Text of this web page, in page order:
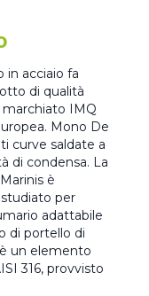
in acciaio fa
di qualità
marchiato IMQ
Mono De
curve saldate a
di condensa. La
è
per
adattabile
di portello di
un elemento
316, provvisto